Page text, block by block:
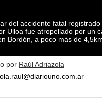
del accidente fatal
Ulloa fue atropellado por un
Bordón, a poco más de
por Raúl Adriazola